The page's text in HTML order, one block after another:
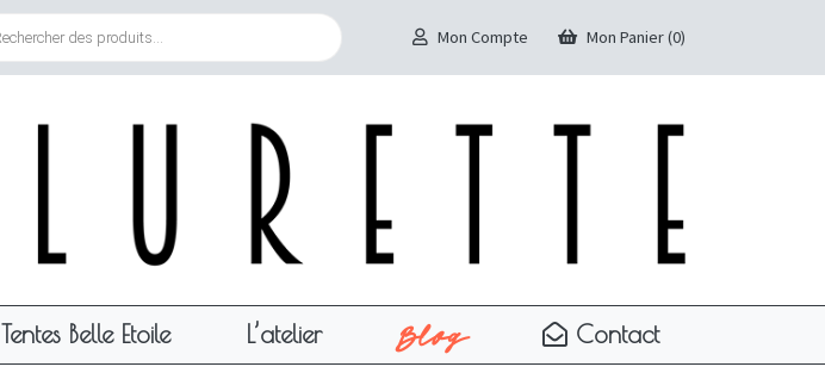
Mon Compte Mon Panier (0)
Tentes Belle Etoile L’atelier Blog Contact